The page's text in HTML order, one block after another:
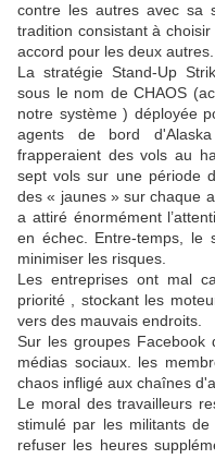
contre les autres avec sa
tradition consistant à
accord pour les deux autres.
La stratégie Stand-Up
sous le nom de CHAOS (
notre système ) déployée
agents de bord d'Alaska
frapperaient des vols au
sept vols sur une période
des « jaunes » sur chaque
a attiré énormément
en échec.
Entre-temps, le
minimiser les risques.
Les entreprises ont mal
priorité
, stockant les
vers des mauvais endroits
Sur les groupes Facebook
médias sociaux. les
chaos infligé aux chaînes
Le moral destravailleurs
stimulé par les militants
refuser les heures